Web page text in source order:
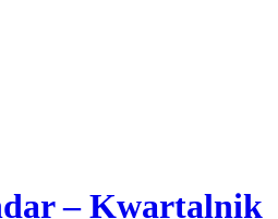
– Kwartalnik